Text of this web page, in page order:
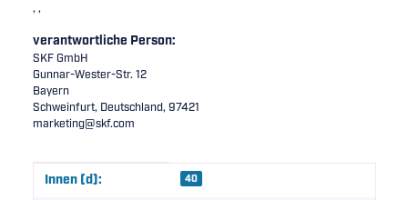
, ,
verantwortliche Person:
SKF GmbH
Gunnar-Wester-Str. 12
Bayern
Schweinfurt, Deutschland, 97421
marketing@skf.com
Produkteigenschaft
Wert
Innen (d): 40